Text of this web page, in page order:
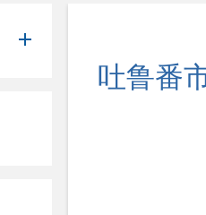
吐鲁番